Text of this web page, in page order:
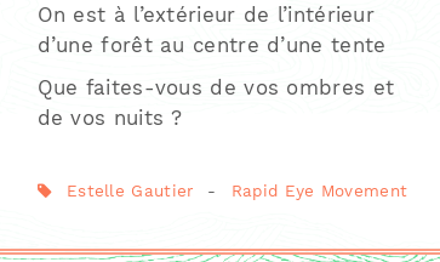
On est à l’extérieur de l’intérieur
d’une forêt au centre d’une tente
Que faites-vous de vos ombres et
de vos nuits ?
Estelle Gautier - Rapid Eye Movement